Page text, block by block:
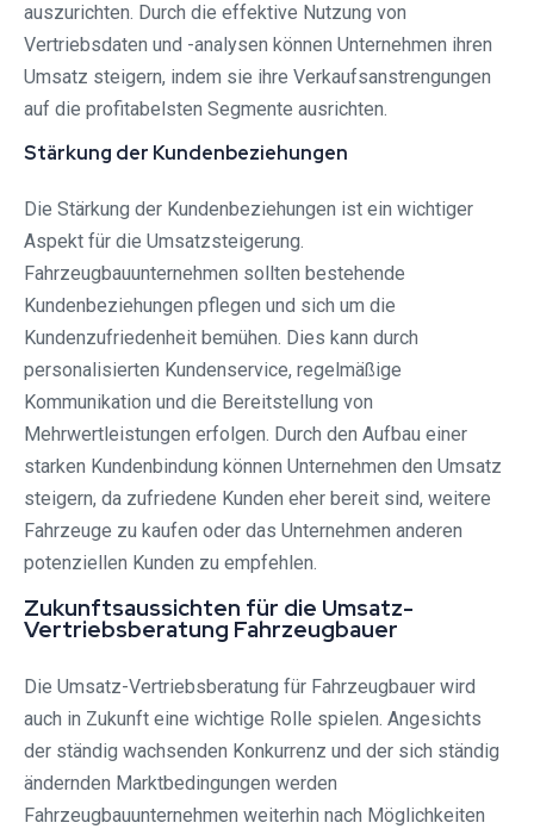
auszurichten. Durch die effektive Nutzung von
Vertriebsdaten und -analysen können Unternehmen ihren
Umsatz steigern, indem sie ihre Verkaufsanstrengungen
auf die profitabelsten Segmente ausrichten.
Stärkung der Kundenbeziehungen
Die Stärkung der Kundenbeziehungen ist ein wichtiger
Aspekt für die Umsatzsteigerung.
Fahrzeugbauunternehmen sollten bestehende
Kundenbeziehungen pflegen und sich um die
Kundenzufriedenheit bemühen. Dies kann durch
personalisierten Kundenservice, regelmäßige
Kommunikation und die Bereitstellung von
Mehrwertleistungen erfolgen. Durch den Aufbau einer
starken Kundenbindung können Unternehmen den Umsatz
steigern, da zufriedene Kunden eher bereit sind, weitere
Fahrzeuge zu kaufen oder das Unternehmen anderen
potenziellen Kunden zu empfehlen.
Zukunftsaussichten für die Umsatz-
Vertriebsberatung Fahrzeugbauer
Die Umsatz-Vertriebsberatung für Fahrzeugbauer wird
auch in Zukunft eine wichtige Rolle spielen. Angesichts
der ständig wachsenden Konkurrenz und der sich ständig
ändernden Marktbedingungen werden
Fahrzeugbauunternehmen weiterhin nach Möglichkeiten